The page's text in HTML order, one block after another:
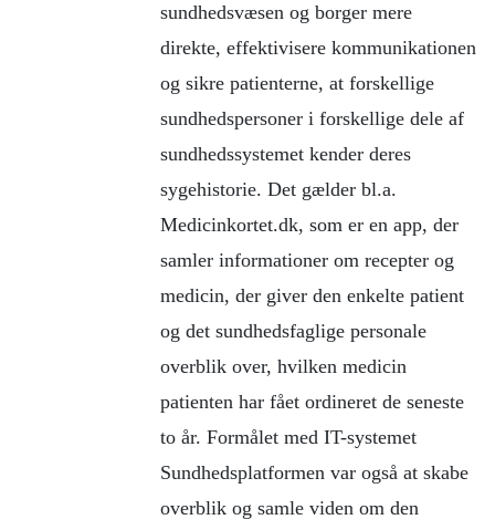
sundhedsvæsen og borger mere
direkte, effektivisere kommunikationen
og sikre patienterne, at forskellige
sundhedspersoner i forskellige dele af
sundhedssystemet kender deres
sygehistorie. Det gælder bl.a.
Medicinkortet.dk, som er en app, der
samler informationer om recepter og
medicin, der giver den enkelte patient
og det sundhedsfaglige personale
overblik over, hvilken medicin
patienten har fået ordineret de seneste
to år. Formålet med IT-systemet
Sundhedsplatformen var også at skabe
overblik og samle viden om den